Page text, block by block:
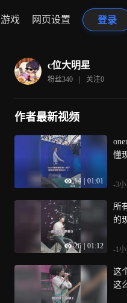
游戏 网页设置 登录
c位大明星
粉丝340 | 关注0
作者最新视频
14 01:01
懂
-3
26 | 01:12
所
的
-1
这
这